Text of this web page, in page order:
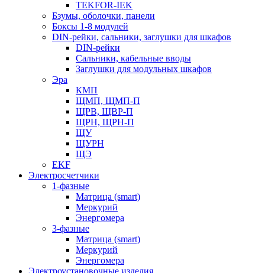
TEKFOR-IEK
Бзумы, оболочки, панели
Боксы 1-8 модулей
DIN-рейки, сальники, заглушки для шкафов
DIN-рейки
Сальники, кабельные вводы
Заглушки для модульных шкафов
Эра
КМП
ЩМП, ЩМП-П
ЩРВ, ЩВР-П
ЩРН, ЩРН-П
ЩУ
ЩУРН
ЩЭ
EKF
Электросчетчики
1-фазные
Матрица (smart)
Меркурий
Энергомера
3-фазные
Матрица (smart)
Меркурий
Энергомера
Электроустановочные изделия